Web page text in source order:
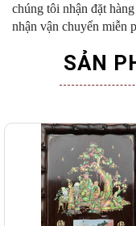
chúng tôi nhận đặt
nhận vận chuyển miễn
SẢN